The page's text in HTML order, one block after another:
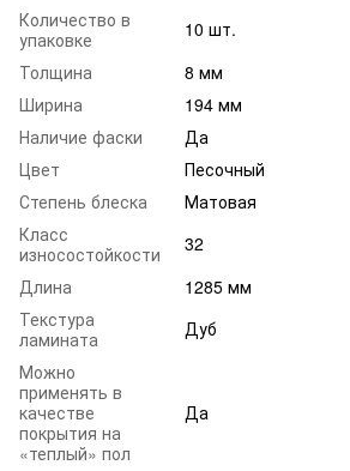
Количество в
упаковке
10 шт.
Толщина
8 мм
Ширина
194 мм
Наличие фаски
Да
Цвет
Песочный
Степень блеска
Матовая
Класс
износостойкости
32
Длина
1285 мм
Текстура
ламината
Дуб
Можно
применять в
качестве
покрытия на
«теплый» пол
Да